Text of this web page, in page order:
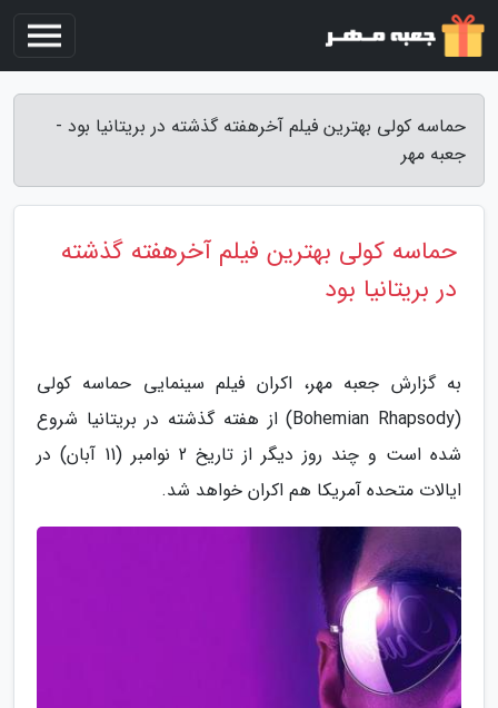
حماسه کولی بهترین فیلم آخرهفته گذشته در بریتانیا بود -
جعبه مهر
حماسه کولی بهترین فیلم آخرهفته گذشته
در بریتانیا بود
به گزارش جعبه مهر، اکران فیلم سینمایی حماسه کولی
(Bohemian Rhapsody) از هفته گذشته در بریتانیا شروع
شده است و چند روز دیگر از تاریخ 2 نوامبر (11 آبان) در
ایالات متحده آمریکا هم اکران خواهد شد.